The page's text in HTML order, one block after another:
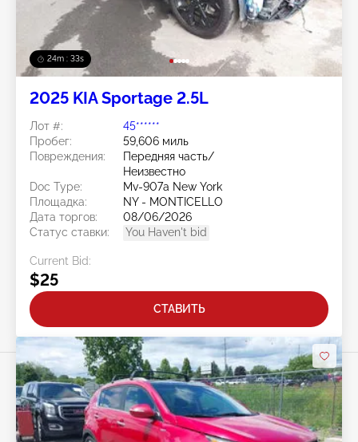
24m : 30s
2025 KIA Sportage 2.5L
Лот #:
45******
Пробег:
59,606 миль
Повреждения:
Передняя часть/
Неизвестно
Doc Type:
Mv-907a New York
Площадка:
NY - MONTICELLO
Дата торгов:
08/06/2026
Статус ставки:
You Haven't bid
Current Bid:
$25
СТАВИТЬ